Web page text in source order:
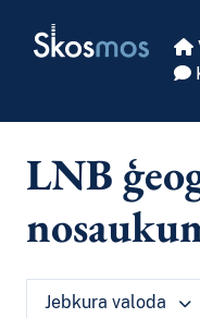
Skosmos
LNB
Jebkura valoda